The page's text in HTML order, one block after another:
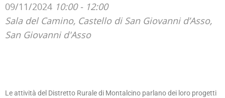
09/11/2024 10:00 - 12:00
Sala del Camino, Castello di San Giovanni d’Asso,
San Giovanni d'Asso
Le attività del Distretto Rurale di Montalcino parlano dei loro progetti